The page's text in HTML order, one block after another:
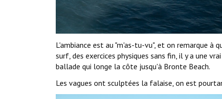
L'ambiance est au "m'as-tu-vu", et on remarque
surf, des exercices physiques sans fin, il y a une
ballade qui longe la côte jusqu'à Bronte Beach.
Les vagues ont sculptées la falaise, on est